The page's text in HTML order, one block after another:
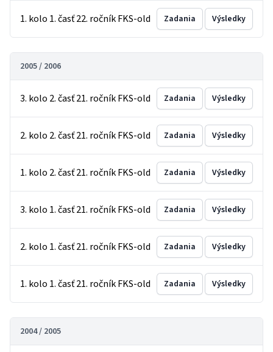
1. kolo 1. časť 22. ročník FKS-old Zadania Výsledky
2005 / 2006
3. kolo 2. časť 21. ročník FKS-old Zadania Výsledky
2. kolo 2. časť 21. ročník FKS-old Zadania Výsledky
1. kolo 2. časť 21. ročník FKS-old Zadania Výsledky
3. kolo 1. časť 21. ročník FKS-old Zadania Výsledky
2. kolo 1. časť 21. ročník FKS-old Zadania Výsledky
1. kolo 1. časť 21. ročník FKS-old Zadania Výsledky
2004 / 2005